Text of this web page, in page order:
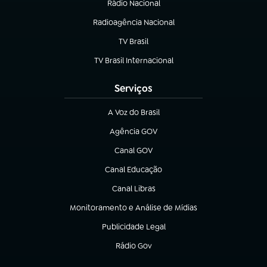
Rádio Nacional
Radioagência Nacional
(abre em nova aba)
TV Brasil
(abre em nova aba)
TV Brasil Internacional
(abre em nova aba)
Serviços
A Voz do Brasil
(abre em nova aba)
Agência GOV
(abre em nova aba)
Canal GOV
(abre em nova aba)
Canal Educação
(abre em nova aba)
Canal Libras
(abre em nova aba)
Monitoramento e Análise de Mídias
(abre em nova aba)
Publicidade Legal
(abre em nova aba)
Rádio Gov
(abre em nova aba)